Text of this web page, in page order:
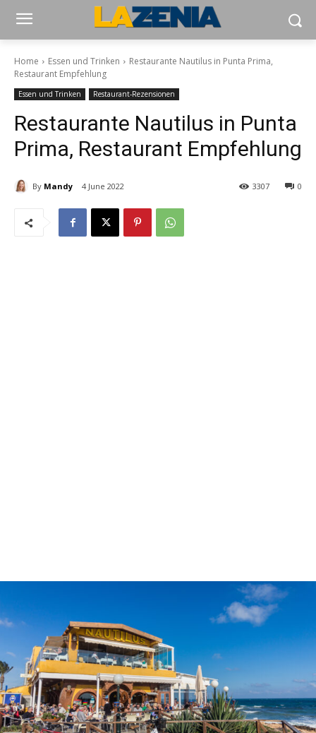
Home Essen und Trinken
Restaurante Nautilus in Punta Prima,
Restaurant Empfehlung
Essen und Trinken Restaurant-Rezensionen
Restaurante Nautilus in Punta
Prima, Restaurant Empfehlung
By Mandy 4 June 2022 0
3307